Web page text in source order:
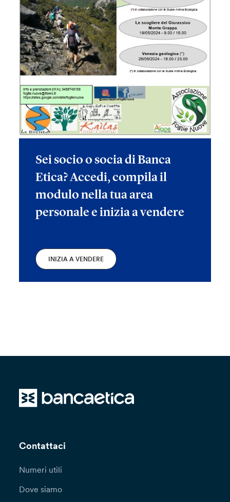
Sei socio o socia di Banca
Etica? Accedi, compila il
modulo nella tua area
personale e inizia a vendere
INIZIA A VENDERE
Contattaci
Numeri utili
Dove siamo